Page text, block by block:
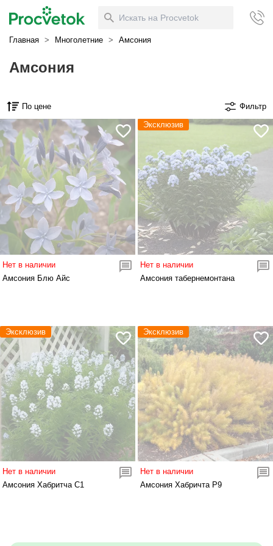
Главная > Многолетние > Амсония
Амсония
По цене Фильтр
Нет в наличии
Амсония Блю Айс
Эксклюзив
Нет в наличии
Амсония табернемонтана
Эксклюзив
Нет в наличии
Амсония Хабритча С1
Эксклюзив
Нет в наличии
Амсония Хабричта Р9